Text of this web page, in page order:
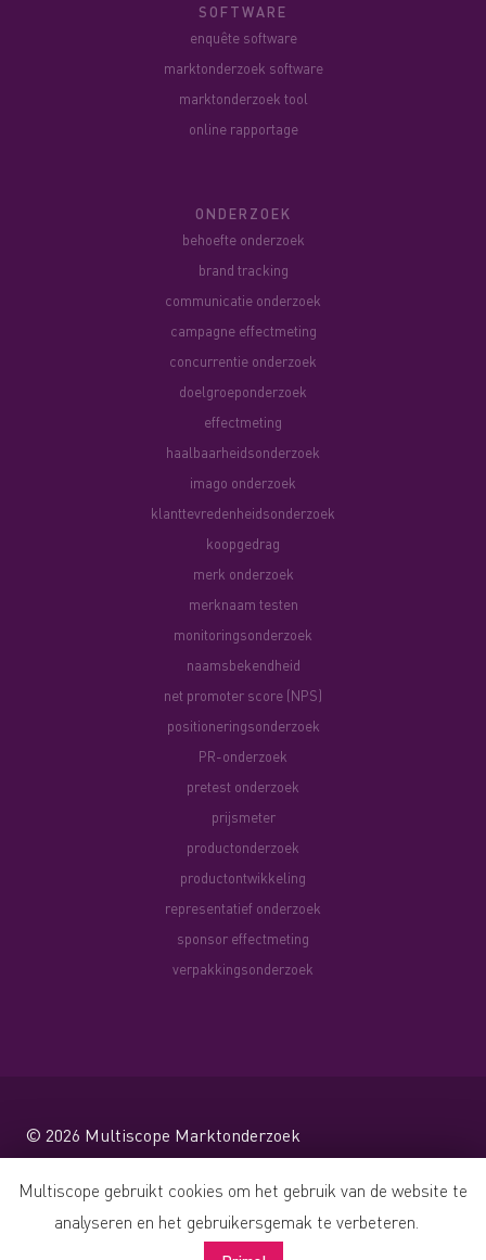
SOFTWARE
enquête software
marktonderzoek software
marktonderzoek tool
online rapportage
ONDERZOEK
behoefte onderzoek
brand tracking
communicatie onderzoek
campagne effectmeting
concurrentie onderzoek
doelgroeponderzoek
effectmeting
haalbaarheidsonderzoek
imago onderzoek
klanttevredenheidsonderzoek
koopgedrag
merk onderzoek
merknaam testen
monitoringsonderzoek
naamsbekendheid
net promoter score (NPS)
positioneringsonderzoek
PR-onderzoek
pretest onderzoek
prijsmeter
productonderzoek
productontwikkeling
representatief onderzoek
sponsor effectmeting
verpakkingsonderzoek
© 2026 Multiscope Marktonderzoek
Website by Shareforce
Multiscope gebruikt cookies om het gebruik van de website te
analyseren en het gebruikersgemak te verbeteren.